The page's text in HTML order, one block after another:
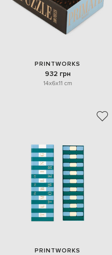
PRINTWORKS
932 грн
14x6x11 cm
PRINTWORKS